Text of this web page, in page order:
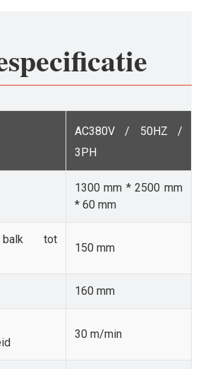
AC380V / 50HZ /
3PH
1300 mm * 2500 mm
* 60 mm
tot
150 mm
160 mm
30 m/min